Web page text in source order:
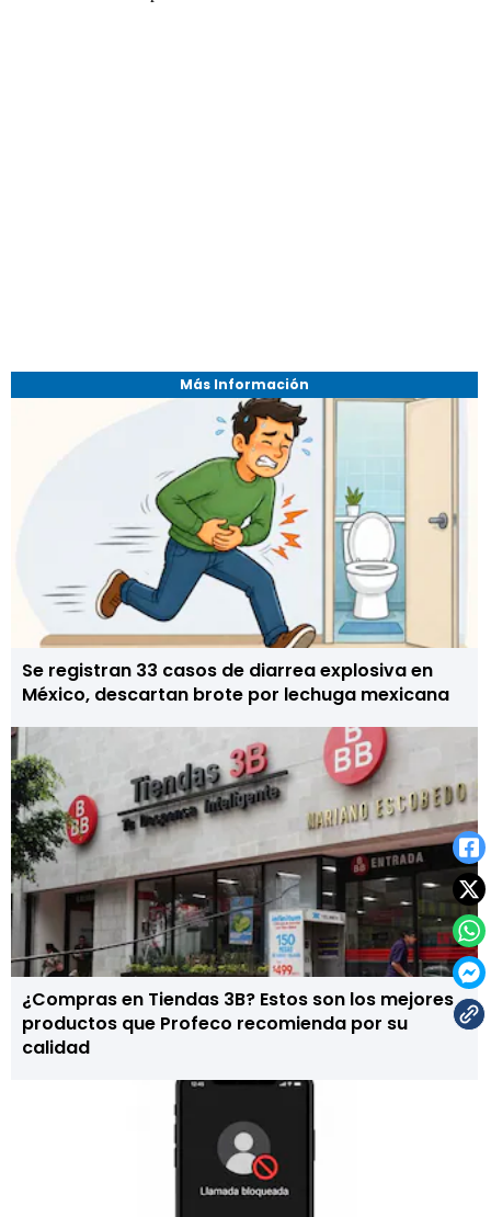
Más Información
Se registran 33 casos de diarrea explosiva en
México, descartan brote por lechuga mexicana
¿Compras en Tiendas 3B? Estos son los mejores
productos que Profeco recomienda por su
calidad